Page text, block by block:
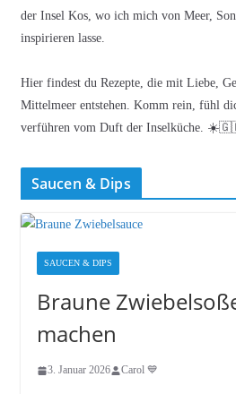
der Insel Kos, wo ich mich von Meer,
inspirieren lasse.
Hier findest du Rezepte, die mit Liebe,
Mittelmeer entstehen. Komm rein, fühl
verführen vom Duft der Inselküche.
Saucen & Dips
SAUCEN & DIPS
Braune
machen
3. Januar 2026 Carol 💙